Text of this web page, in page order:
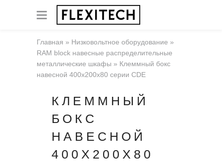
Главная » Низковольтное оборудование »
RAM block навесные распределительные
металлические шкафы » Клеммный бокс
навесной 400x200x80 серии CDE
КЛЕММНЫЙ
БОКС
НАВЕСНОЙ
400X200X80